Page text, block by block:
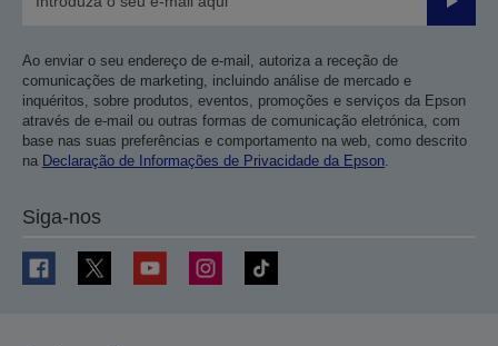
Enviar
Ao enviar o seu endereço de e-mail, autoriza a receção de
comunicações de marketing, incluindo análise de mercado e
inquéritos, sobre produtos, eventos, promoções e serviços da Epson
através de e-mail ou outras formas de comunicação eletrónica, com
base nas suas preferências e comportamento na web, como descrito
na Declaração de Informações de Privacidade da Epson.
Siga-nos